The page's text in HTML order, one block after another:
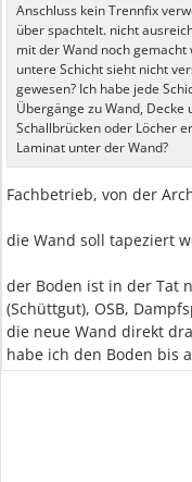
Anschluss kein Trennfix
über spachtelt. nicht
mit der Wand noch gemacht
untere Schicht sieht nicht
gewesen? Ich habe jede
Übergänge zu Wand, Decke
Schallbrücken oder Löcher
Laminat unter der Wand?
Fachbetrieb, von der
die Wand soll tapeziert
der Boden ist in der Tat
(Schüttgut), OSB,
die neue Wand direkt
habe ich den Boden bis